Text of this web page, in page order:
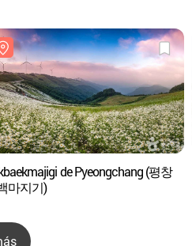
de Pyeongchang (평창
마지기)